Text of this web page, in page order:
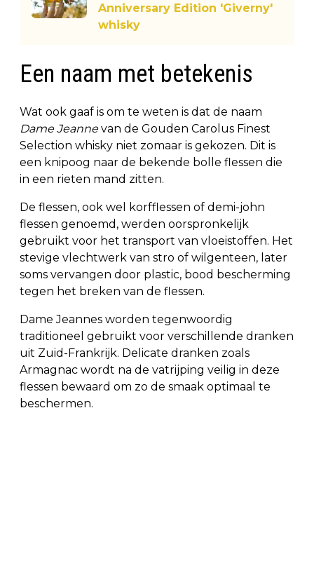
Anniversary Edition 'Giverny'
whisky
Een naam met betekenis
Wat ook gaaf is om te weten is dat de naam
Dame Jeannevan de Gouden Carolus Finest
Selection whisky niet zomaar is gekozen. Dit is
een knipoog naar de bekende bolle flessen die
in een rieten mand zitten.
De flessen, ook wel korfflessen of demi-john
flessen genoemd, werden oorspronkelijk
gebruikt voor het transport van vloeistoffen. Het
stevige vlechtwerk van stro of wilgenteen, later
soms vervangen door plastic, bood bescherming
tegen het breken van de flessen.
Dame Jeannes worden tegenwoordig
traditioneel gebruikt voor verschillende dranken
uit Zuid-Frankrijk. Delicate dranken zoals
Armagnac wordt na de vatrijping veilig in deze
flessen bewaard om zo de smaak optimaal te
beschermen.